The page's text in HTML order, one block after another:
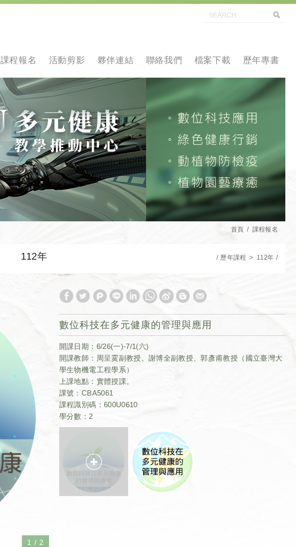
課程報名 活動剪影 夥伴連結 聯絡我們 檔案下載 歷年專書
首頁 課程報名
112年 歷年課程 112年
數位科技在多元健康的管理與應用
開課日期：6/26(一)-7/1(六)
開課教師：周呈霙副教授、謝博全副教授、郭彥甫教授（國立臺灣大
學生物機電工程學系）
上課地點：實體授課。
課號：CBA5061
課程識別碼：600U0610
學分數：2
1 / 2